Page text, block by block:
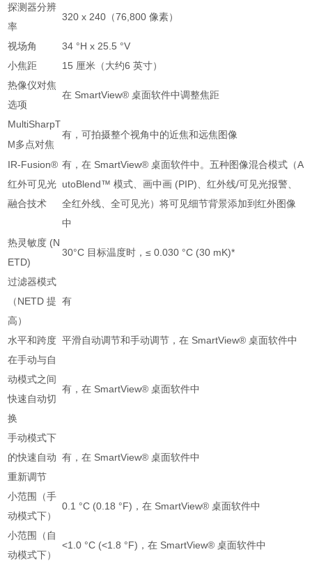
探测器分辨
率
320 x 240（76,800 像素）
视场角
34 °H x 25.5 °V
小焦距
15 厘米（大约6 英寸）
热像仪对焦
选项
在 SmartView® 桌面软件中调整焦距
MultiSharpT
M多点对焦
有，可拍摄整个视角中的近焦和远焦图像
IR-Fusion®
红外可见光
融合技术
有，在 SmartView® 桌面软件中。五种图像混合模式（A
utoBlend™ 模式、画中画 (PIP)、红外线/可见光报警、
全红外线、全可见光）将可见细节背景添加到红外图像
中
热灵敏度 (N
ETD)
30°C 目标温度时，≤ 0.030 °C (30 mK)*
过滤器模式
（NETD 提
高）
有
水平和跨度 平滑自动调节和手动调节，在 SmartView® 桌面软件中
在手动与自
动模式之间
快速自动切
换
有，在 SmartView® 桌面软件中
手动模式下
的快速自动
重新调节
有，在 SmartView® 桌面软件中
小范围（手
动模式下）
0.1 °C (0.18 °F)，在 SmartView® 桌面软件中
小范围（自
动模式下）
<1.0 °C (<1.8 °F)，在 SmartView® 桌面软件中